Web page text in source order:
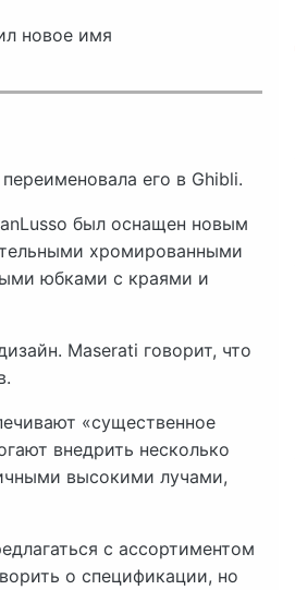
новое имя
его в Ghibli.
был оснащен новым
хромированными
юбками с краями и
Maserati говорит, что
«существенное
внедрить несколько
высокими лучами,
с ассортиментом
о спецификации, но